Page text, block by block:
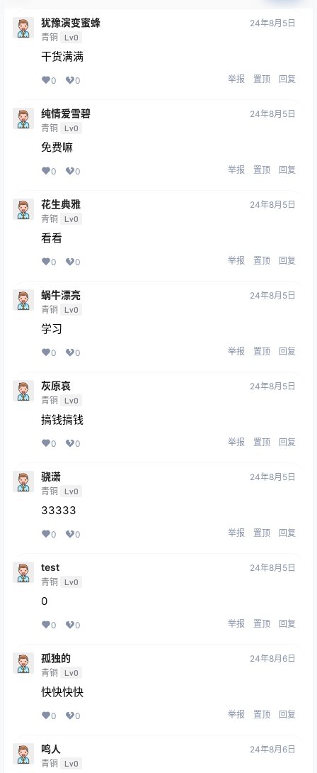
犹豫演变蜜蜂
青铜 Lv0
24年8月5日
干货满满
0 0 举报 置顶 回复
纯情爱雪碧
青铜 Lv0
24年8月5日
免费嘛
0 0 举报 置顶 回复
花生典雅
青铜 Lv0
24年8月5日
看看
0 0 举报 置顶 回复
蜗牛漂亮
青铜 Lv0
24年8月5日
学习
0 0 举报 置顶 回复
灰原哀
青铜 Lv0
24年8月5日
搞钱搞钱
0 0 举报 置顶 回复
骁潇
青铜 Lv0
24年8月5日
33333
0 0 举报 置顶 回复
test
青铜 Lv0
24年8月5日
0
0 0 举报 置顶 回复
孤独的
青铜 Lv0
24年8月6日
快快快快
0 0 举报 置顶 回复
鸣人
青铜 Lv0
24年8月6日